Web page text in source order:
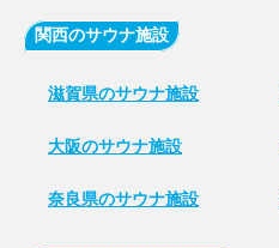
関西のサウナ施設
滋賀県のサウナ施設
大阪のサウナ施設
奈良県のサウナ施設